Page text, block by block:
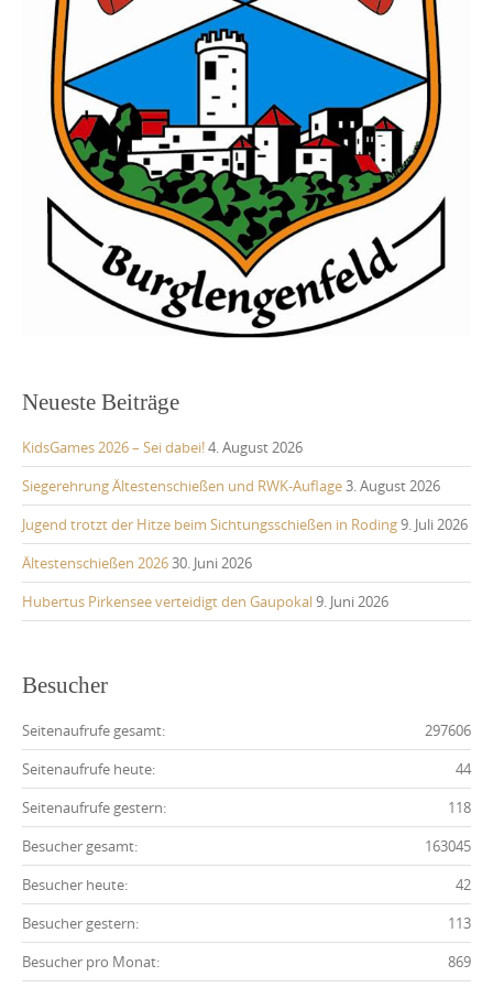
Neueste Beiträge
KidsGames 2026 – Sei dabei!4. August 2026
Siegerehrung Ältestenschießen und RWK-Auflage3. August 2026
Jugend trotzt der Hitze beim Sichtungsschießen in Roding9. Juli 2026
Ältestenschießen 202630. Juni 2026
Hubertus Pirkensee verteidigt den Gaupokal9. Juni 2026
Besucher
297606
Seitenaufrufe gesamt:
44
Seitenaufrufe heute:
118
Seitenaufrufe gestern:
163045
Besucher gesamt:
42
Besucher heute:
113
Besucher gestern:
869
Besucher pro Monat: